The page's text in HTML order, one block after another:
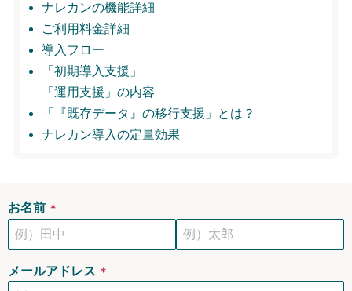
ナレカンの機能詳細
ご利用料金詳細
導入フロー
「初期導入支援」
「運用支援」の内容
「『既存データ』の移行支援」とは？
ナレカン導入の定量効果
お名前 ＊
メールアドレス ＊